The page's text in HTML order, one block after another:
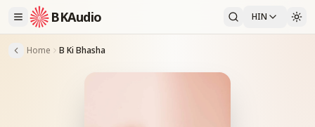
BKAudio HIN
Home B Ki Bhasha